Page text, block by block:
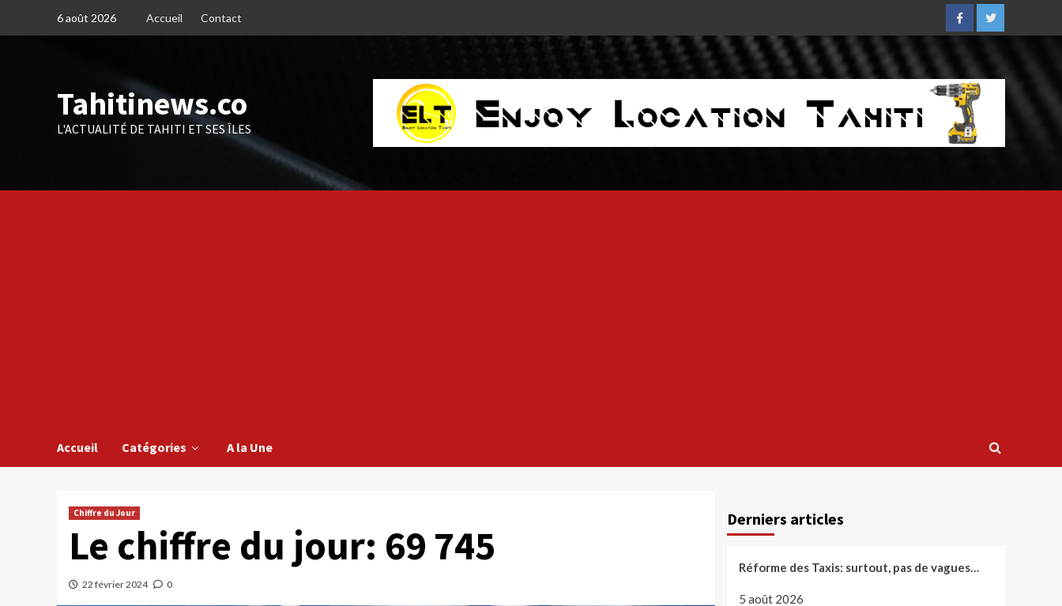
6 août 2026 Accueil Contact
FacebookTwitter
Tahitinews.co
L'ACTUALITÉ DE TAHITI ET SES ÎLES
Accueil Catégories A la Une
Chiffre du Jour
Le chiffre du jour: 69 745
22 février 2024 0
Derniers articles
Réforme des Taxis: surtout, pas de vagues…
5 août 2026